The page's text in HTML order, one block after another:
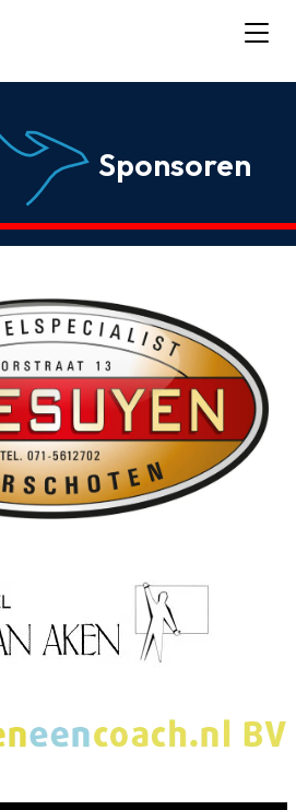
Sponsoren